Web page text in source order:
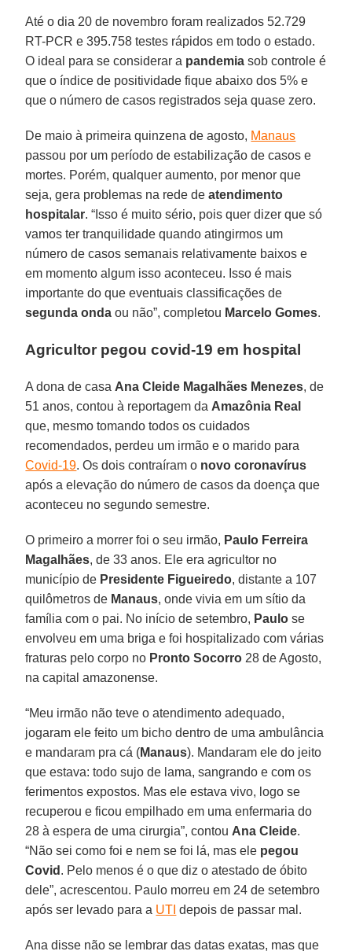
Até o dia 20 de novembro foram realizados 52.729
RT-PCR e 395.758 testes rápidos em todo o estado.
O ideal para se considerar a pandemia sob controle é
que o índice de positividade fique abaixo dos 5% e
que o número de casos registrados seja quase zero.
De maio à primeira quinzena de agosto, Manaus
passou por um período de estabilização de casos e
mortes. Porém, qualquer aumento, por menor que
seja, gera problemas na rede deatendimento
hospitalar. “Isso é muito sério, pois quer dizer que só
vamos ter tranquilidade quando atingirmos um
número de casos semanais relativamente baixos e
em momento algum isso aconteceu. Isso é mais
importante do que eventuais classificações de
segunda onda ou não”, completou Marcelo Gomes.
Agricultor pegou covid-19 em hospital
A dona de casa Ana Cleide Magalhães Menezes, de
51 anos, contou à reportagem da Amazônia Real
que, mesmo tomando todos os cuidados
recomendados, perdeu um irmão e o marido para
Covid-19. Os dois contraíram o novo coronavírus
após a elevação do número de casos da doença que
aconteceu no segundo semestre.
O primeiro a morrer foi o seu irmão, Paulo Ferreira
Magalhães, de 33 anos. Ele era agricultor no
município de Presidente Figueiredo, distante a 107
quilômetros de Manaus, onde vivia em um sítio da
família com o pai. No início de setembro, Paulo se
envolveu em uma briga e foi hospitalizado com várias
fraturas pelo corpo no Pronto Socorro 28 de Agosto,
na capital amazonense.
“Meu irmão não teve o atendimento adequado,
jogaram ele feito um bicho dentro de uma ambulância
e mandaram pra cá (Manaus). Mandaram ele do jeito
que estava: todo sujo de lama, sangrando e com os
ferimentos expostos. Mas ele estava vivo, logo se
recuperou e ficou empilhado em uma enfermaria do
28 à espera de uma cirurgia”, contou Ana Cleide.
“Não sei como foi e nem se foi lá, mas ele pegou
Covid . Pelo menos é o que diz o atestado de óbito
dele”, acrescentou. Paulo morreu em 24 de setembro
após ser levado para a UTI depois de passar mal.
Ana disse não se lembrar das datas exatas, mas que